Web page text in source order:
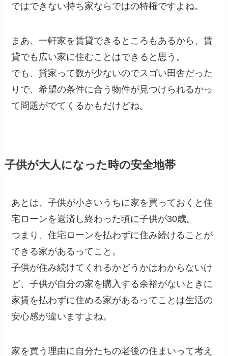
ではできない持ち家ならではの特権ですよね。
まあ、一軒家を賃貸できるところもあるから、賃
貸でも広い家に住むことはできると思う。
でも、貸家って数が少ないのでスゴい田舎だった
りで、希望の条件に合う物件が見つけられるかっ
て問題がでてくるかもだけどね。
子供が大人になった時の安全地帯
あとは、子供が小さいうちに家を買っておくと住
宅ローンを返済し終わった頃に子供が30歳。
つまり、住宅ローンを払わずに住み続けることが
できる家があるってこと。
子供が住み続けてくれるかどうかはわからないけ
ど、子供が自分の家を購入する余裕がないときに
家賃を払わずに住める家があるってことは生活の
安心感が違いますよね。
家を買う理由に自分たちの老後の住まいって考え